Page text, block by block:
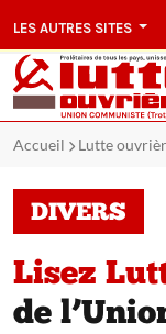
LES AUTRES SITES
Accueil Lutte
DIVERS
Lisez
de